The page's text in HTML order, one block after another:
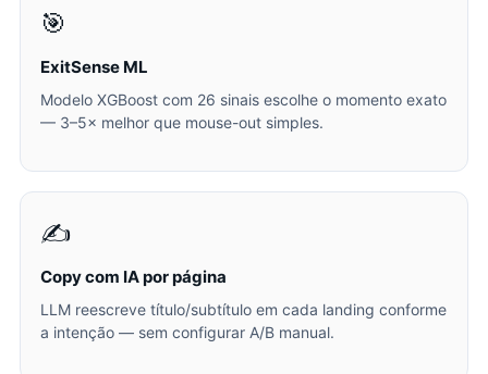
🎯
ExitSense ML
Modelo XGBoost com 26 sinais escolhe o momento exato
— 3–5× melhor que mouse-out simples.
✍️
Copy com IA por página
LLM reescreve título/subtítulo em cada landing conforme
a intenção — sem configurar A/B manual.